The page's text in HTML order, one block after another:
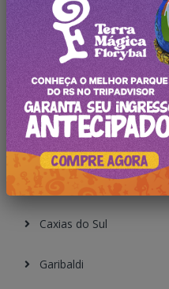
Gramado
Canela
São Francisco
Nova Petrópolis
Caxias do Sul
Garibaldi